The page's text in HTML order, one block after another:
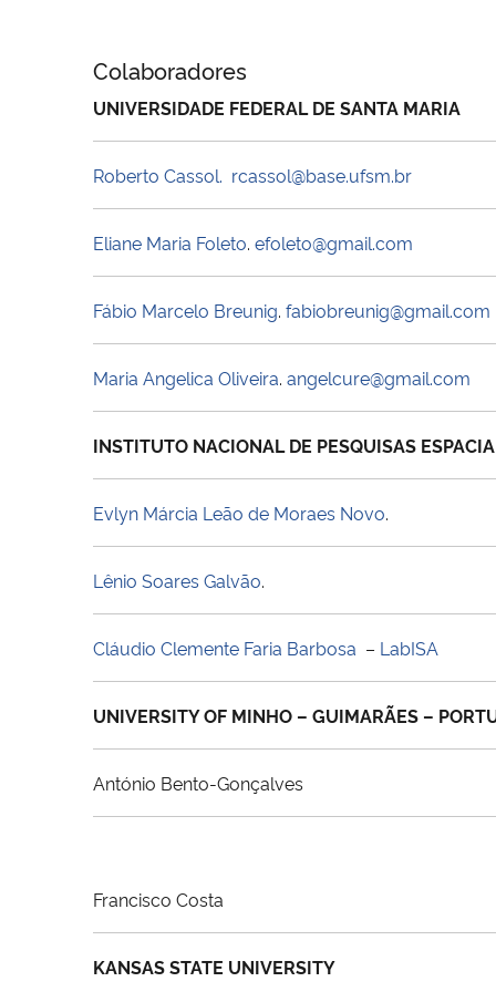
Colaboradores
UNIVERSIDADE FEDERAL DE SANTA MARIA
Roberto Cassol. rcassol@base.ufsm.br
Eliane Maria Foleto. efoleto@gmail.com
Fábio Marcelo Breunig. fabiobreunig@gmail.com
Maria Angelica Oliveira. angelcure@gmail.com
INSTITUTO NACIONAL DE PESQUISAS
Evlyn Márcia Leão de Moraes Novo.
Lênio Soares Galvão.
Cláudio Clemente Faria Barbosa – LabISA
UNIVERSITY OF MINHO – GUIMARÃES –
António Bento-Gonçalves
Francisco Costa
KANSAS STATE UNIVERSITY